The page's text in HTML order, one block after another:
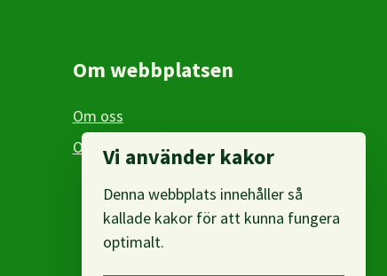
Om webbplatsen
Om oss
Om personuppgifter
Vi använder kakor
Denna webbplats innehåller så
kallade kakor för att kunna fungera
optimalt.